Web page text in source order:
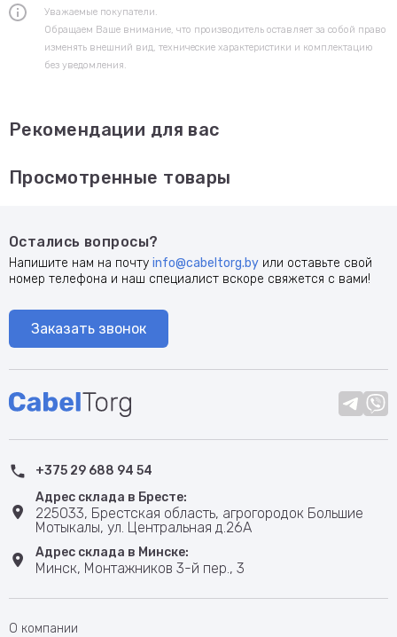
Уважаемые покупатели.
Обращаем Ваше внимание, что производитель оставляет за собой право
изменять внешний вид, технические характеристики и комплектацию
без уведомления.
Рекомендации для вас
Просмотренные товары
Остались вопросы?
Напишите нам на почту info@cabeltorg.by или оставьте свой
номер телефона и наш специалист вскоре свяжется с вами!
Заказать звонок
+375 29 688 94 54
Адрес склада в Бресте:
225033, Брестская область, агрогородок Большие
Мотыкалы, ул. Центральная д.26А
Адрес склада в Минске:
Минск, Монтажников 3-й пер., 3
О компании